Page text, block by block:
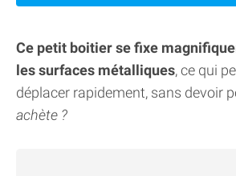
Ce petit boitier se fixe
les surfaces métalliques, ce qui
déplacer rapidement, sans devoir
achète ?